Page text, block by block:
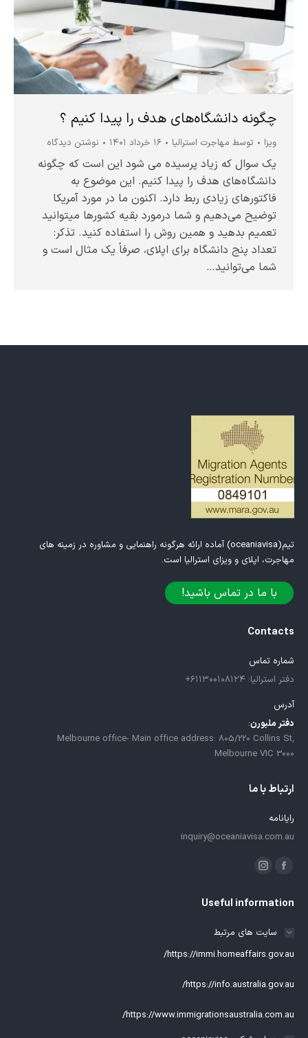
چگونه دانشگاه‌های هدف را پیدا کنیم ؟
ویزا توسط مهاجرت استرالیا ۱۶ خرداد ۱۴۰۱ نوشتن دیدگاه
یک سوال که زیاد پرسیده می شود این است که چگونه
دانشگاه‌های هدف را پیدا کنیم. این موضوع به
فاکتورهای زیادی ربط دارد. اکنون ما در مورد آمریکا
توضیح می‌دهیم و شما درمورد بقیه کشورها میتوانید
تعمیم بدهید و همین روش را استفاده کنید. تذکر:
تعداد پنج دانشگاه برای اپلای، صرفاً یک مثال است و
شما می‌توانید…
تیم(oceaniavisa) آماده ارائه هرگونه راهنمایی و مشاوره در زمینه های
مهاجرت، اپلای و ویزای استرالیا است.
با ما در تماس باشید!
Contacts
شماره تماس
دفتر استرالیا: ۶۱۱۳۰۰۱۰۸۱۲۴+
آدرس
دفتر ملبورن:
Melbourne office- Main office address: 805/220 Collins St,
Melbourne VIC 3000
ارتباط با ما
رایانامه
inquiry@oceaniavisa.com.au
ما را دنبال کنید در:
فیسبوک
کردن
پنجره
جدید
اینستاگرام
کردن
جدید
Useful information
سایت های مرتبط
https://immi.homeaffairs.gov.au/
https://info.australia.gov.au/
https://www.immigrationsaustralia.com.au/